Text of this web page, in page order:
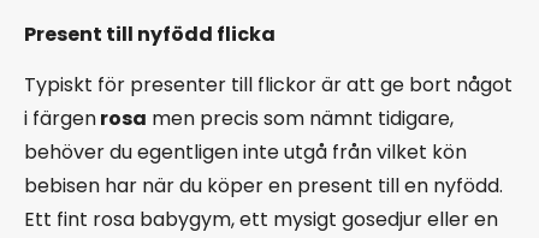
Present till nyfödd flicka
Typiskt för presenter till flickor är att ge bort något
i färgenrosa men precis som nämnt tidigare,
behöver du egentligen inte utgå från vilket kön
bebisen har när du köper en present till en nyfödd.
Ett fint rosa babygym, ett mysigt gosedjur eller en